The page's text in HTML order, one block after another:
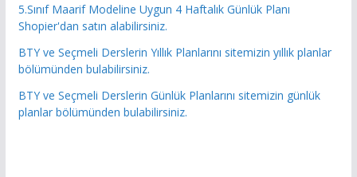
5.Sınıf Maarif Modeline Uygun 4 Haftalık Günlük Planı
Shopier'dan satın alabilirsiniz.
BTY ve Seçmeli Derslerin Yıllık Planlarını sitemizin yıllık planlar
bölümünden bulabilirsiniz.
BTY ve Seçmeli Derslerin Günlük Planlarını sitemizin günlük
planlar bölümünden bulabilirsiniz.